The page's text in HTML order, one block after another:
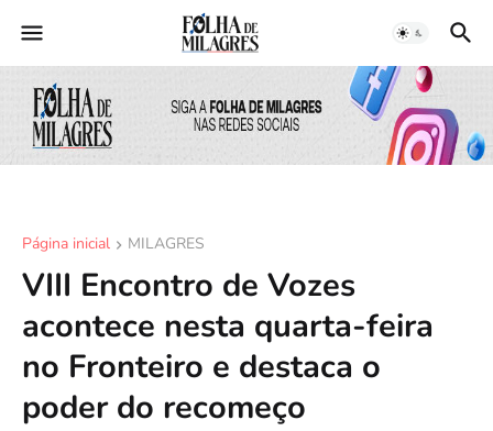
Página inicial MILAGRES
VIII Encontro de Vozes
acontece nesta quarta-feira
no Fronteiro e destaca o
poder do recomeço